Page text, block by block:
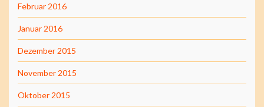
Februar 2016
Januar 2016
Dezember 2015
November 2015
Oktober 2015